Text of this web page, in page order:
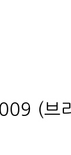
(브